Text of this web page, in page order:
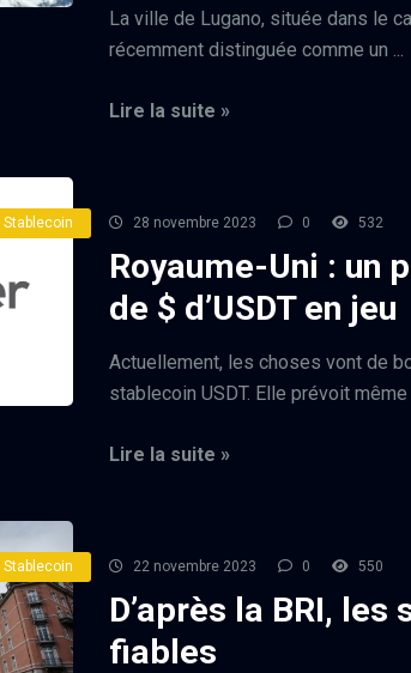
La ville de Lugano, située dans le
récemment distinguée comme un ...
Lire la suite »
Stablecoin 28 novembre 2023 0 532
Royaume-Uni : un
de $ d’USDT en jeu
Actuellement, les choses vont de
stablecoin USDT. Elle prévoit même
Lire la suite »
Stablecoin 22 novembre 2023 0 550
D’après la BRI,
fiables